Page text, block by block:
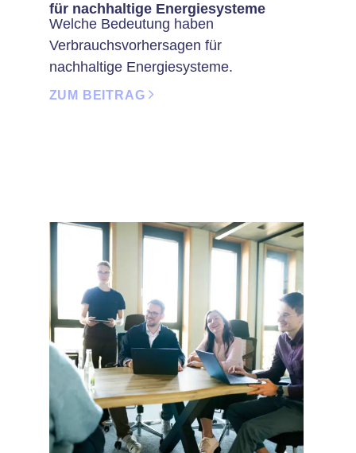
für nachhaltige Energiesysteme
Welche Bedeutung haben
Verbrauchsvorhersagen für
nachhaltige Energiesysteme.
ZUM BEITRAG